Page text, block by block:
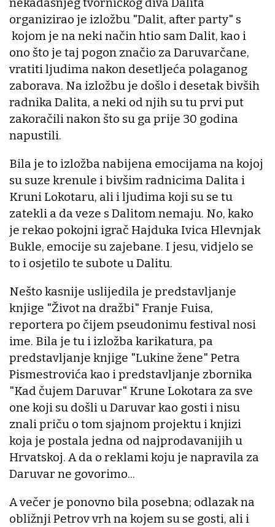
nekadašnjeg tvorničkog diva Dalita
organizirao je izložbu "Dalit, after party" s
kojom je na neki način htio sam Dalit, kao i
ono što je taj pogon značio za Daruvarčane,
vratiti ljudima nakon desetljeća polaganog
zaborava. Na izložbu je došlo i desetak bivših
radnika Dalita, a neki od njih su tu prvi put
zakoračili nakon što su ga prije 30 godina
napustili.
Bila je to izložba nabijena emocijama na kojoj
su suze krenule i bivšim radnicima Dalita i
Kruni Lokotaru, ali i ljudima koji su se tu
zatekli a da veze s Dalitom nemaju. No, kako
je rekao pokojni igrač Hajduka Ivica Hlevnjak
Bukle, emocije su zajebane. I jesu, vidjelo se
to i osjetilo te subote u Dalitu.
Nešto kasnije uslijedila je predstavljanje
knjige "Život na dražbi" Franje Fuisa,
reportera po čijem pseudonimu festival nosi
ime. Bila je tu i izložba karikatura, pa
predstavljanje knjige "Lukine žene" Petra
Pismestrovića kao i predstavljanje zbornika
"Kad čujem Daruvar" Krune Lokotara za sve
one koji su došli u Daruvar kao gosti i nisu
znali priču o tom sjajnom projektu i knjizi
koja je postala jedna od najprodavanijih u
Hrvatskoj. A da o reklami koju je napravila za
Daruvar ne govorimo...
A večer je ponovno bila posebna; odlazak na
obližnji Petrov vrh na kojem su se gosti, ali i